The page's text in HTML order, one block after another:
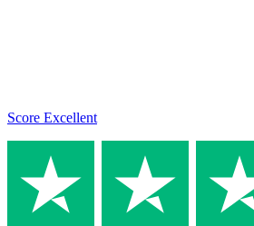
Score Excellent